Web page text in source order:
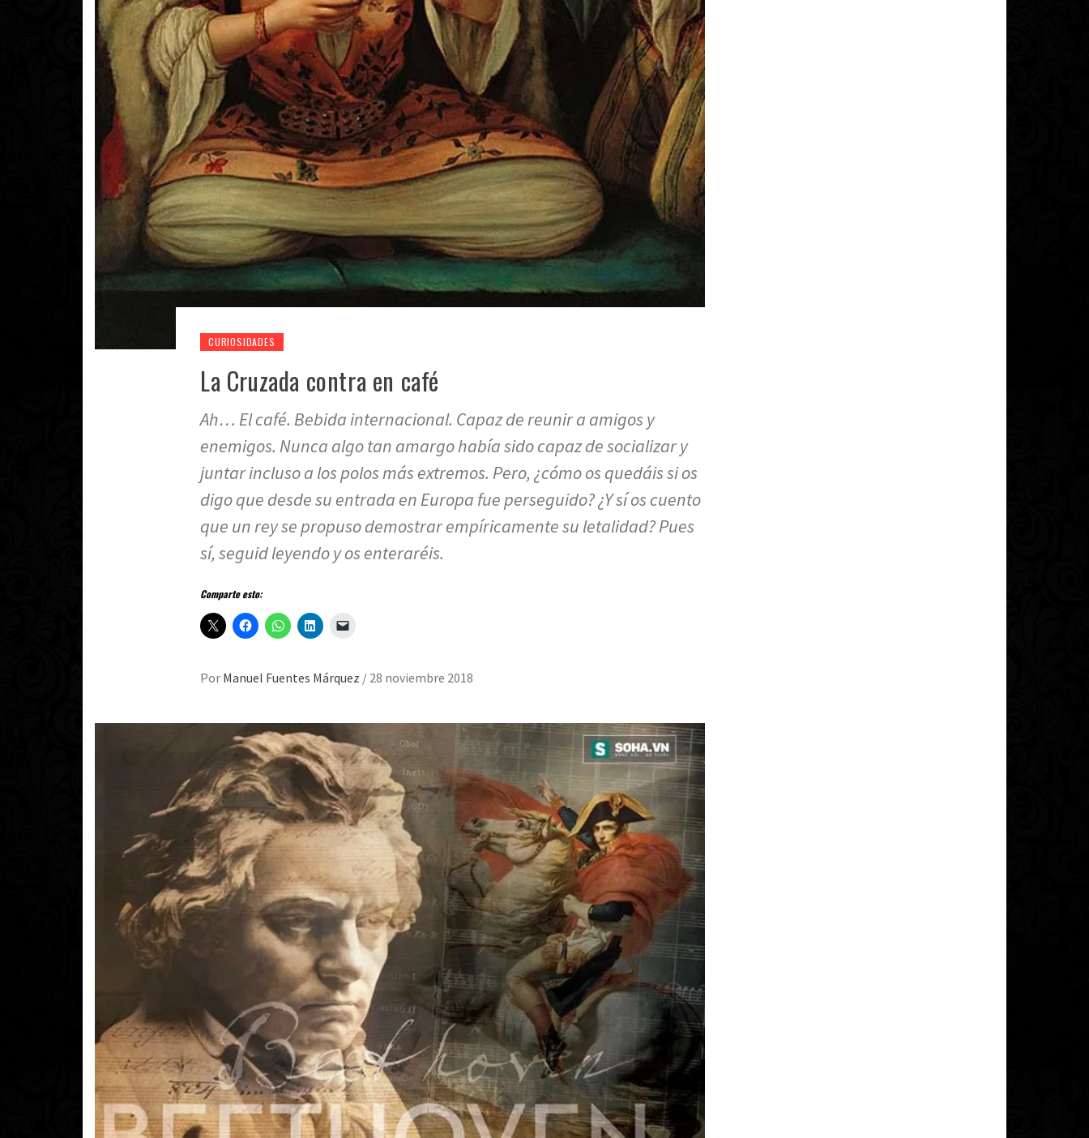
CURIOSIDADES
La Cruzada contra en café
Ah… El café. Bebida internacional. Capaz de reunir a amigos y
enemigos. Nunca algo tan amargo había sido capaz de socializar y
juntar incluso a los polos más extremos. Pero, ¿cómo os quedáis si os
digo que desde su entrada en Europa fue perseguido? ¿Y sí os cuento
que un rey se propuso demostrar empíricamente su letalidad? Pues
sí, seguid leyendo y os enteraréis.
Comparte esto:
Por Manuel Fuentes Márquez / 28 noviembre 2018